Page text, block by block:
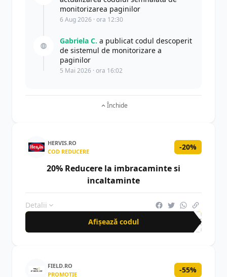
monitorizarea paginilor
6 Aug 2026 · ora 12:30
Gabriela C. a publicat codul descoperit
de sistemul de monitorizare a
paginilor
5 Mai 2026 · ora 16:02
Închide
HERVIS.RO
COD REDUCERE
-20%
20% Reducere la imbracaminte si
incaltaminte
Detalii
Afișează codul
20S
FIELD.RO
PROMOȚIE
-55%